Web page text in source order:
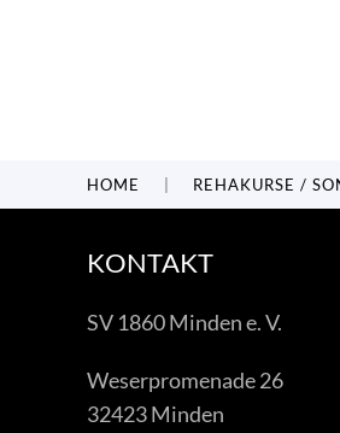
HOME REHAKURSE /
KONTAKT
SV 1860 Minden e. V.
Weserpromenade 26
32423 Minden